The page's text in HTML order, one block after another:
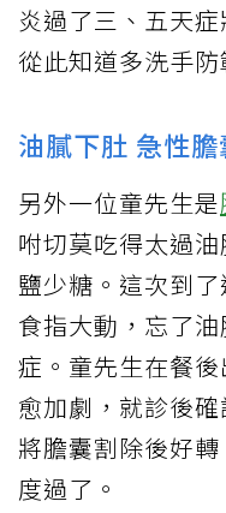
炎過了三、五天
從此知道多洗手
油膩下肚 急性膽
另外一位童先生是
咐切莫吃得太過
鹽少糖。這次到
食指大動，忘了
症。童先生在餐
愈加劇，就診後
將膽囊割除後好
度過了。